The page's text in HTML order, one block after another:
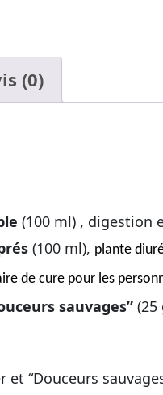
(0)
(100 ml) , digestion
(100 ml), plante
de cure pour les
sauvages” (25
“Douceurs